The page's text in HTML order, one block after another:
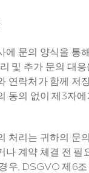
에 문의 양식을 통
및 추가 문의 대
연락처가 함께 저
동의 없이 제3자
처리는 귀하의 문
나 계약 체결 전 필
우, DSGVO 제6조